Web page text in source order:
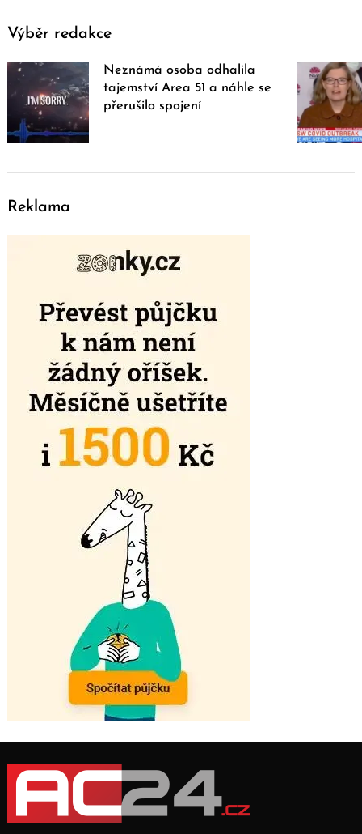
Výběr redakce
Neznámá osoba odhalila
tajemství Area 51 a náhle se
přerušilo spojení
Reklama